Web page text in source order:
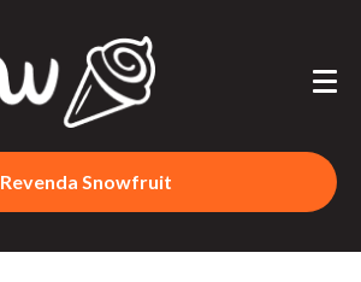
Revenda Snowfruit